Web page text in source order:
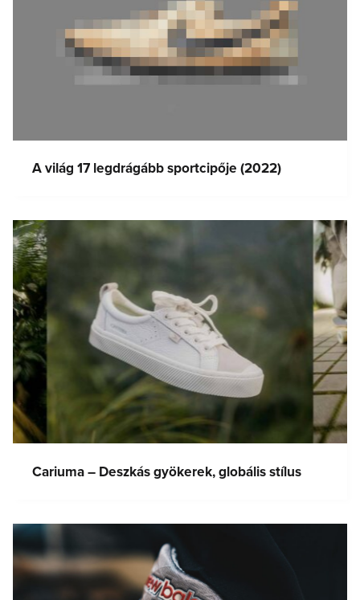
A világ 17 legdrágább sportcipője (2022)
Cariuma – Deszkás gyökerek, globális stílus